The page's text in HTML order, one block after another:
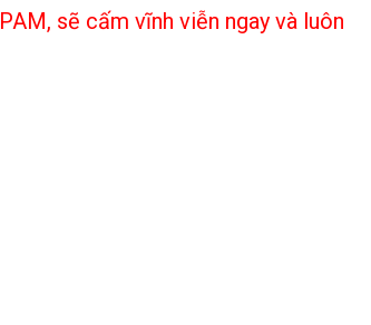
sẽ cấm vĩnh viễn ngay và luôn